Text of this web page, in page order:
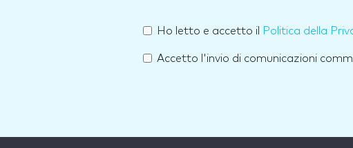
Ho letto e accetto il Politica della
Accetto l'invio di comunicazioni